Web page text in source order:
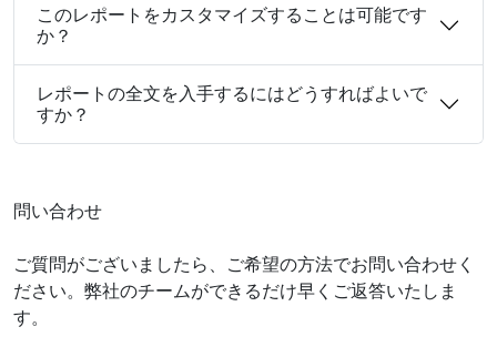
このレポートをカスタマイズすることは可能です
か？
レポートの全文を入手するにはどうすればよいで
すか？
問い合わせ
ご質問がございましたら、ご希望の方法でお問い合わせく
ださい。弊社のチームができるだけ早くご返答いたしま
す。